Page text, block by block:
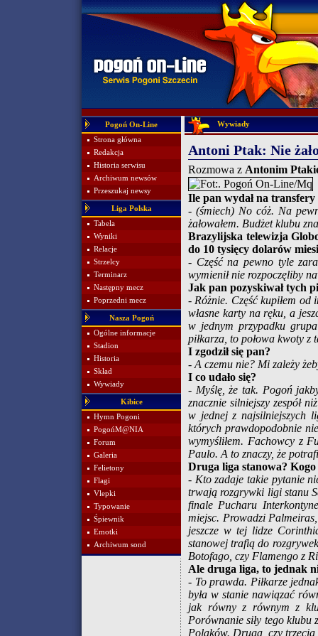
Pogoń On-Line
Strona główna
Redakcja
Historia serwisu
Archiwum newsów
Przeszukaj newsy
Liga Polska
Tabela
Wyniki
Relacje
Strzelcy
Terminarz
Następny mecz
Poprzedni mecz
Nasza Pogoń
Ogólne informacje
Stadion
Historia
Skład
Wywiady
Kibice
Hymn Pogoni
PogońM@NIA
Forum
Galeria
Felietony
Flagi
Vlepki
Typowanie
Śpiewnik
Emotki
Archiwum sond
Wywiady
Antoni Ptak: Nie
Rozmowa z Antonim
Ile pan wydał na
- (śmiech) No cóż. Na
żałowałem. Budżet klubu
Brazylijska telewizja
do 10 tysięcy dolarów
- Część na pewno tyle
wymienił nie rozpoczęliby
Jak pan pozyskiwał tych
- Różnie. Część kupiłem od
własne karty na ręku, a
w jednym przypadku
piłkarza, to połowa kwoty
I zgodził się pan?
- A czemu nie? Mi zależy
I co udało się?
- Myślę, że tak. Pogoń
znacznie silniejszy zespół
w jednej z najsilniejszych
których prawdopodobnie
wymyśliłem. Fachowcy z
Paulo. A to znaczy, że
Druga liga stanowa?
- Kto zadaje takie pytanie
trwają rozgrywki ligi stanu
finale Pucharu
miejsc. Prowadzi
jeszcze w tej lidze
stanowej trafią do
Botofago, czy Flamengo z
Ale druga liga, to jednak
- To prawda. Piłkarze
była w stanie nawiązać
jak równy z równym z
Porównanie siły tego klubu
Polaków. Druga, czy